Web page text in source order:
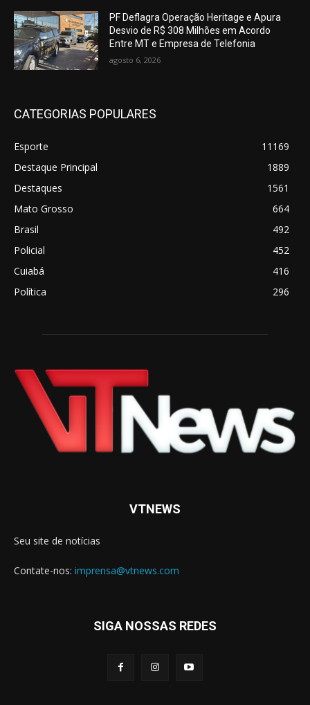
PF Deflagra Operação Heritage e Apura
Desvio de R$ 308 Milhões em Acordo
Entre MT e Empresa de Telefonia
agosto 6, 2026
CATEGORIAS POPULARES
Esporte
11169
Destaque Principal
1889
Destaques
1561
Mato Grosso
664
Brasil
492
Policial
452
Cuiabá
416
Política
296
VTNEWS
Seu site de notícias
Contate-nos: imprensa@vtnews.com
SIGA NOSSAS REDES